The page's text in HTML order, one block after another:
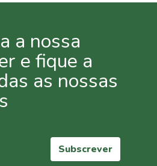
a nossa
e fique a
as nossas
Subscrever